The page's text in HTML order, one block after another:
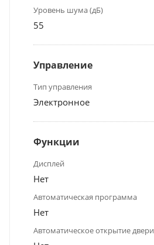
Уровень шума (дБ)
55
Управление
Тип управления
Электронное
Функции
Дисплей
Нет
Автоматическая программа
Нет
Автоматическое открытие двери